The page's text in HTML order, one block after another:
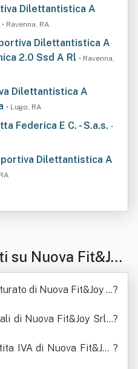
Dilettantistica A
• Ravenna, RA
Dilettantistica A
2.0 Ssd A Rl • Ravenna,
Dilettantistica A
• Lugo, RA
Federica E C. - S.a.s. •
Dilettantistica A
su Nuova Fit&Joy
Dilettantistica
di Nuova Fit&Joy S?
di Nuova Fit&Joy Srl -?
IVA di Nuova Fit&Joy ?